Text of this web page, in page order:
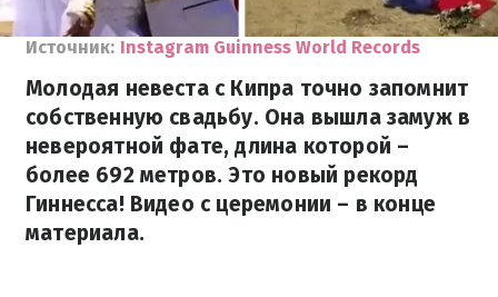
Источник: Instagram Guinness World Records
Молодая невеста с Кипра точно запомнит
собственную свадьбу. Она вышла замуж в
невероятной фате, длина которой –
более 692 метров. Это новый рекорд
Гиннесса! Видео с церемонии – в конце
материала.